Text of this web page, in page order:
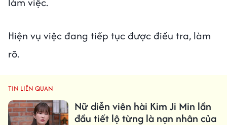
Hiện vụ việc đang tiếp tục được điều tra, làm
rõ.
TIN LIÊN QUAN
Nữ diễn viên hài Kim Ji Min lần
đầu tiết lộ từng là nạn nhân của